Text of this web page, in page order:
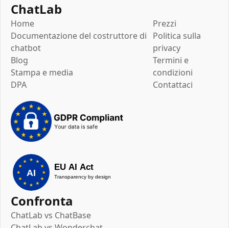
ChatLab
Home
Documentazione del costruttore di
chatbot
Blog
Stampa e media
DPA
Prezzi
Politica sulla
privacy
Termini e
condizioni
Contattaci
Confronta
ChatLab vs ChatBase